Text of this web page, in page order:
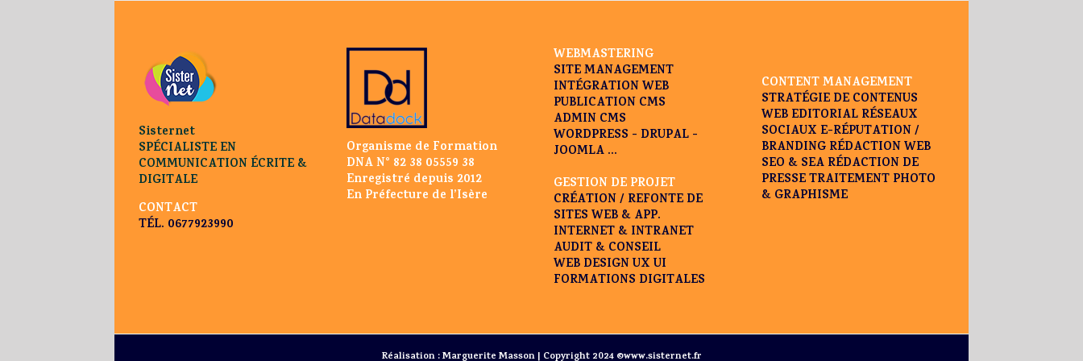
Sisternet
SPÉCIALISTE EN
COMMUNICATION ÉCRITE &
DIGITALE
CONTACT
TÉL. 0677923990
Organisme de Formation
DNA N° 82 38 05559 38
Enregistré depuis 2012
En Préfecture de l’Isère
WEBMASTERING
SITE MANAGEMENT
INTÉGRATION WEB
PUBLICATION CMS
ADMIN CMS
WORDPRESS - DRUPAL -
JOOMLA ...
GESTION DE PROJET
CRÉATION / REFONTE DE
SITES WEB & APP.
INTERNET & INTRANET
AUDIT & CONSEIL
WEB DESIGN UX UI
FORMATIONS DIGITALES
CONTENT MANAGEMENT
STRATÉGIE DE CONTENUS
WEB EDITORIAL RÉSEAUX
SOCIAUX E-RÉPUTATION /
BRANDING RÉDACTION WEB
SEO & SEA RÉDACTION DE
PRESSETRAITEMENT PHOTO
& GRAPHISME
Réalisation : Marguerite Masson | Copyright 2024 ©www.sisternet.fr